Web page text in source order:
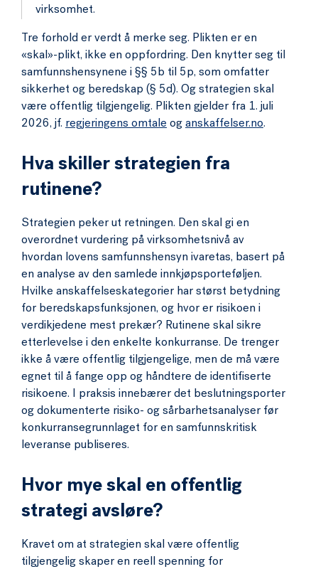
virksomhet.
Tre forhold er verdt å merke seg. Plikten er en
«skal»-plikt, ikke en oppfordring. Den knytter seg til
samfunnshensynene i §§ 5b til 5p, som omfatter
sikkerhet og beredskap (§ 5d). Og strategien skal
være offentlig tilgjengelig. Plikten gjelder fra 1. juli
2026, jf. regjeringens omtale og anskaffelser.no.
Hva skiller strategien fra
rutinene?
Strategien peker ut retningen. Den skal gi en
overordnet vurdering på virksomhetsnivå av
hvordan lovens samfunnshensyn ivaretas, basert på
en analyse av den samlede innkjøpsporteføljen.
Hvilke anskaffelseskategorier har størst betydning
for beredskapsfunksjonen, og hvor er risikoen i
verdikjedene mest prekær? Rutinene skal sikre
etterlevelse i den enkelte konkurranse. De trenger
ikke å være offentlig tilgjengelige, men de må være
egnet til å fange opp og håndtere de identifiserte
risikoene. I praksis innebærer det beslutningsporter
og dokumenterte risiko- og sårbarhetsanalyser før
konkurransegrunnlaget for en samfunnskritisk
leveranse publiseres.
Hvor mye skal en offentlig
strategi avsløre?
Kravet om at strategien skal være offentlig
tilgjengelig skaper en reell spenning for